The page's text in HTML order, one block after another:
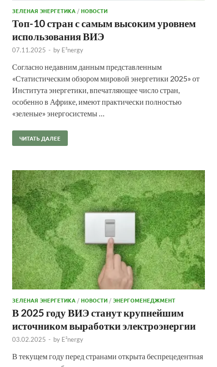
ЗЕЛЕНАЯ ЭНЕРГЕТИКА /НОВОСТИ
Топ-10 стран с самым высоким уровнем
использования ВИЭ
07.11.2025 - by E²nergy
Согласно недавним данным представленным
«Статистическим обзором мировой энергетики 2025» от
Института энергетики, впечатляющее число стран,
особенно в Африке, имеют практически полностью
«зеленые» энергосистемы …
ЧИТАТЬ ДАЛЕЕ
ЗЕЛЕНАЯ ЭНЕРГЕТИКА /НОВОСТИ /ЭНЕРГОМЕНЕДЖМЕНТ
В 2025 году ВИЭ станут крупнейшим
источником выработки электроэнергии
03.02.2025 - by E²nergy
В текущем году перед странами открыта беспрецедентная